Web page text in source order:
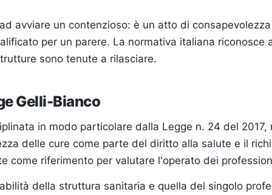
avviare un contenzioso: è un atto di
per un parere. La normativa italiana
sono tenute a rilasciare.
Gelli-Bianco
in modo particolare dalla Legge n. 24 del
delle cure come parte del diritto alla salute e il
come riferimento per valutare l'operato dei
della struttura sanitaria e quella del singolo